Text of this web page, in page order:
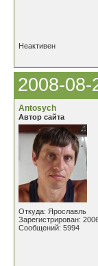
Неактивен
2008-08-
Antosych
Автор сайта
Откуда: Ярославль
Зарегистрирован:
Сообщений: 5994